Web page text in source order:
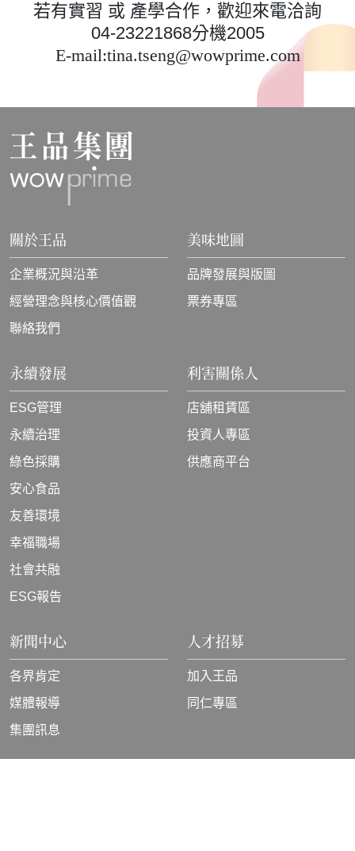
若有實習 或 產學合作，歡迎來電洽詢
04-23221868分機2005
E-mail:tina.tseng@wowprime.com
關於王品
企業概況與沿革
經營理念與核心價值觀
聯絡我們
美味地圖
品牌發展與版圖
票券專區
永續發展
ESG管理
永續治理
綠色採購
安心食品
友善環境
幸福職場
社會共融
ESG報告
利害關係人
店舖租賃區
投資人專區
供應商平台
新聞中心
各界肯定
媒體報導
集團訊息
人才招募
加入王品
同仁專區